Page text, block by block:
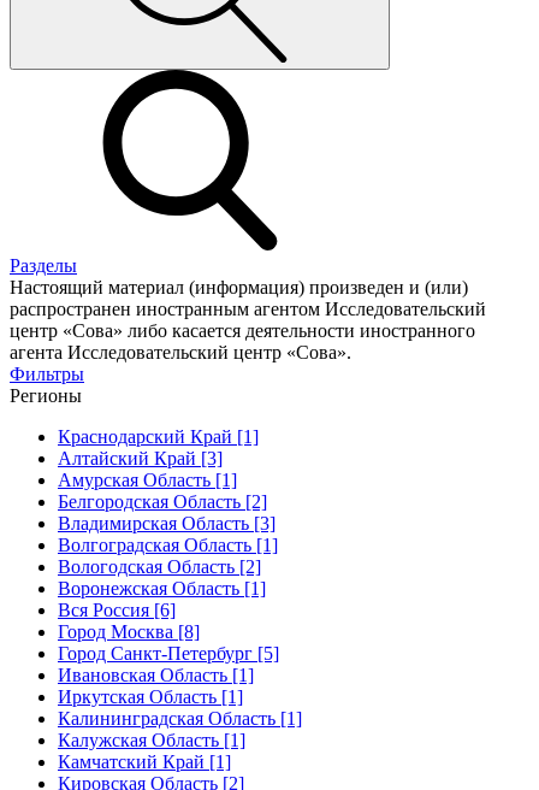
Разделы
Настоящий материал (информация) произведен и (или)
распространен иностранным агентом Исследовательский
центр «Сова» либо касается деятельности иностранного
агента Исследовательский центр «Сова».
Фильтры
Регионы
Краснодарский Край [1]
Алтайский Край [3]
Амурская Область [1]
Белгородская Область [2]
Владимирская Область [3]
Волгоградская Область [1]
Вологодская Область [2]
Воронежская Область [1]
Вся Россия [6]
Город Москва [8]
Город Санкт-Петербург [5]
Ивановская Область [1]
Иркутская Область [1]
Калининградская Область [1]
Калужская Область [1]
Камчатский Край [1]
Кировская Область [2]